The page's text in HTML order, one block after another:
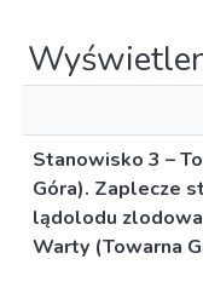
Stanowisko 3 –
Góra). Zaplecze
lądolodu
Warty (Towarna